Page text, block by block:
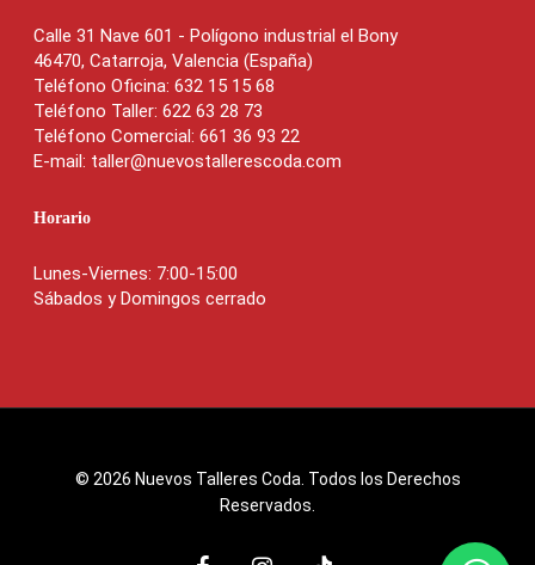
Calle 31 Nave 601 - Polígono industrial el Bony
46470, Catarroja, Valencia (España)
Teléfono Oficina: 632 15 15 68
Teléfono Taller: 622 63 28 73
Teléfono Comercial: 661 36 93 22
E-mail: taller@nuevostallerescoda.com
Horario
Lunes-Viernes: 7:00-15:00
Sábados y Domingos cerrado
© 2026 Nuevos Talleres Coda. Todos los Derechos
Reservados.